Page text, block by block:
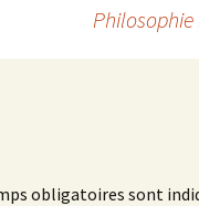
obligatoires sont